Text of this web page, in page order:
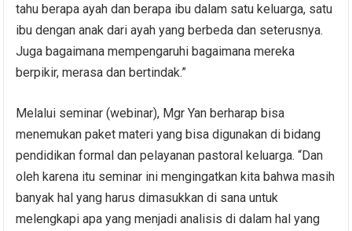
tahu berapa ayah dan berapa ibu dalam satu keluarga, satu
ibu dengan anak dari ayah yang berbeda dan seterusnya.
Juga bagaimana mempengaruhi bagaimana mereka
berpikir, merasa dan bertindak.”
Melalui seminar (webinar), Mgr Yan berharap bisa
menemukan paket materi yang bisa digunakan di bidang
pendidikan formal dan pelayanan pastoral keluarga. “Dan
oleh karena itu seminar ini mengingatkan kita bahwa masih
banyak hal yang harus dimasukkan di sana untuk
melengkapi apa yang menjadi analisis di dalam hal yang